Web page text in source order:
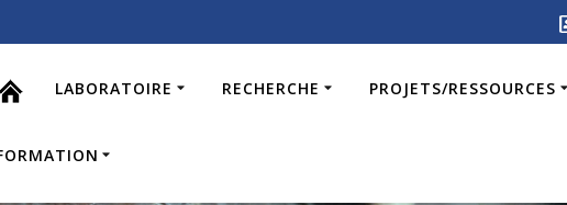
LABORATOIRE RECHERCHE PROJETS/RESSOURCES